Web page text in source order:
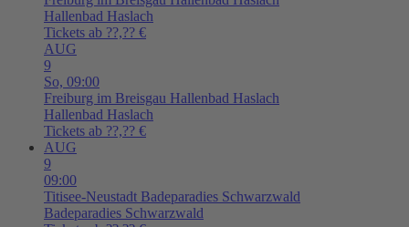
Hallenbad Haslach
Tickets ab ??,?? €
AUG
9
So, 09:00
Freiburg im Breisgau Hallenbad Haslach
Hallenbad Haslach
Tickets ab ??,?? €
AUG
9
09:00
Titisee-Neustadt Badeparadies Schwarzwald
Badeparadies Schwarzwald